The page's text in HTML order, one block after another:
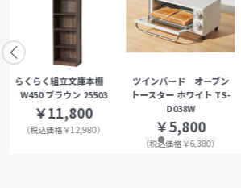
らくらく組立文庫本棚
W450 ブラウン 25503
￥11,800
（税込価格￥12,980）
ツインバード オーブン
トースター ホワイト TS-
D038W
￥5,800
（税込価格￥6,380）